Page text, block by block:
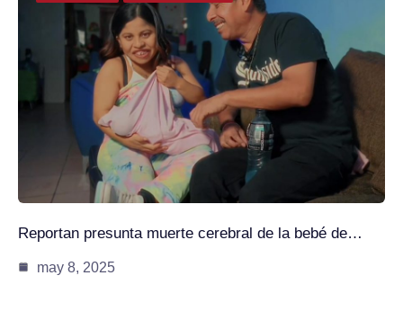
Reportan presunta muerte cerebral de la bebé de…
may 8, 2025